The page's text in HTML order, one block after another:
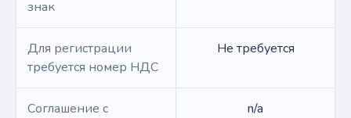
знак
Для регистрации
требуется номер НДС
Не требуется
Соглашение с
n/a